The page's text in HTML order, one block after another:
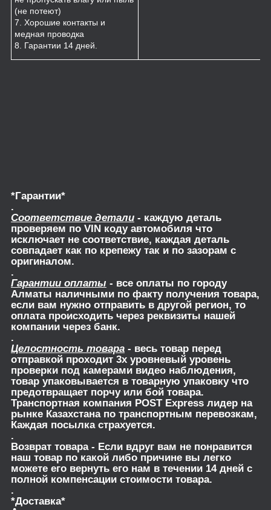
(не потеют)
7. Хорошие контакты и
медная проводка
8. Гарантии 14 дней.
*Гарантии*
.
Соответствие детали - каждую деталь
проверяем по VIN коду автомобиля что
исключает не соответствие, каждая деталь
совпадает как по крепежу так и по зазорам с
оригиналом.
.
Гарантии оплаты - все оплаты по городу
Алматы наличными по факту получения товара,
если вам нужно отправить в другой регион, то
оплата происходить через реквизиты нашей
компании через банк.
.
Целостность товара - весь товар перед
отправкой проходит 3х уровневый уровень
проверки под камерами видео наблюдения,
товар упаковывается в товарную упаковку что
предотвращает порчу или бой товара.
Транспортная компания POST Express лидер на
рынке Казахстана по транспортным перевозкам,
Каждая посылка страхуется.
.
Возврат товара- Если вдруг вам не понравится
наш товар по какой либо причине вы легко
можете его вернуть его нам в течении 14 дней с
полной компенсации стоимости товара.
.
*Доставка*